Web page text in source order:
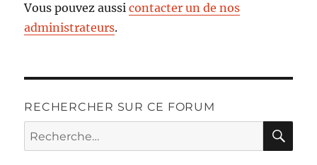
Vous pouvez aussicontacter un de nos
administrateurs.
RECHERCHER SUR CE FORUM
Recherche
pour :